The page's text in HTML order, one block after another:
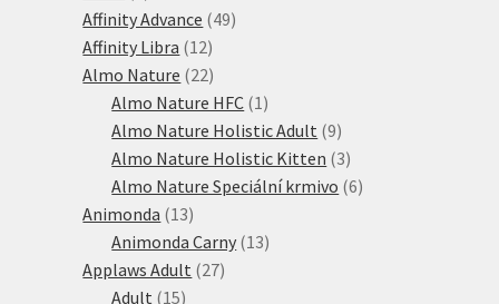
produkty
Affinity Advance 4949
Affinity Libra 1212
produktů
Almo Nature 2222
produktů
Almo Nature HFC 1 1
produkt
Almo Nature Holistic Adult 99
produktů
Almo Nature Holistic Kitten 33
produkty
Almo Nature Speciální krmivo 66
Animonda 1313
produktů
Animonda Carny 1313
Applaws Adult 2727
Adult 1515